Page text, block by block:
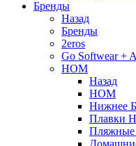
Бренды
Назад
Бренды
2eros
Go Softwear +
HOM
Назад
HOM
Нижнее
Плавки